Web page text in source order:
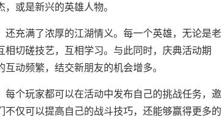
或是新兴的英雄人物。
充满了浓厚的江湖情义。每一个英雄，无论是老
切磋技艺，互相学习。与此同时，庆典活动期
动频繁，结交新朋友的机会增多。
个玩家都可以在活动中发布自己的挑战任务，邀
仅可以提高自己的战斗技巧，还能够赢得更多的